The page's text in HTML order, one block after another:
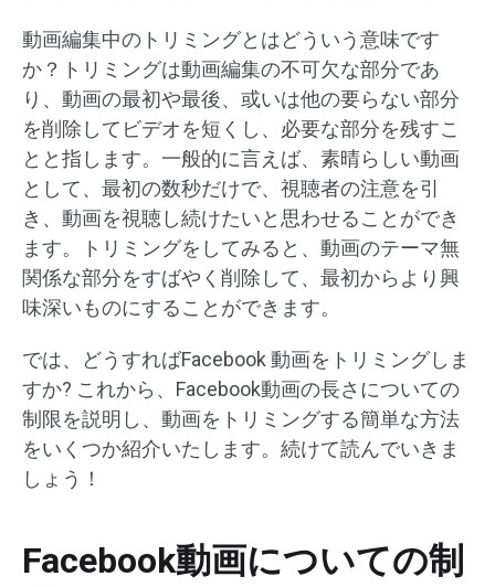
動画編集中のトリミングとはどういう意味です
か？トリミングは動画編集の不可欠な部分であ
り、動画の最初や最後、或いは他の要らない部分
を削除してビデオを短くし、必要な部分を残すこ
とと指します。一般的に言えば、素晴らしい動画
として、最初の数秒だけで、視聴者の注意を引
き、動画を視聴し続けたいと思わせることができ
ます。トリミングをしてみると、動画のテーマ無
関係な部分をすばやく削除して、最初からより興
味深いものにすることができます。
では、どうすればFacebook 動画をトリミングしま
すか? これから、Facebook動画の長さについての
制限を説明し、動画をトリミングする簡単な方法
をいくつか紹介いたします。続けて読んでいきま
しょう！
Facebook動画についての制